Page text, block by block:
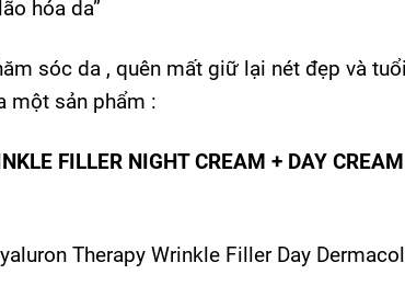
hóa da”
sóc da , quên mất giữ lại nét đẹp và
một sản phẩm :
FILLER NIGHT CREAM + DAY CREAM
Therapy Wrinkle Filler Day Dermacol